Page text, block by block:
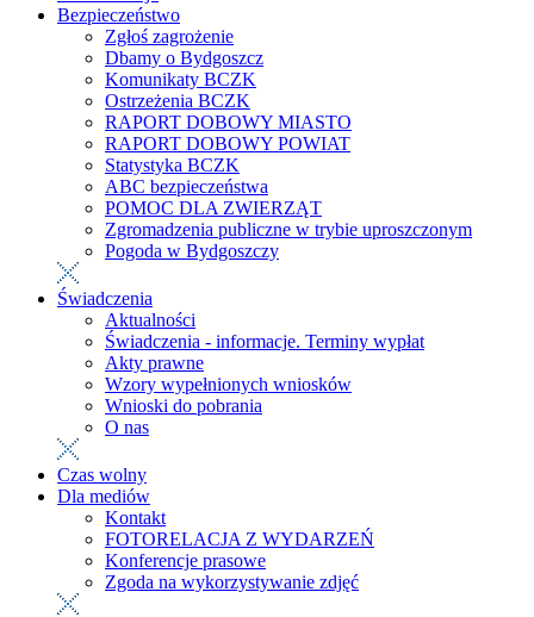
Bezpieczeństwo
Zgłoś zagrożenie
Dbamy o Bydgoszcz
Komunikaty BCZK
Ostrzeżenia BCZK
RAPORT DOBOWY MIASTO
RAPORT DOBOWY POWIAT
Statystyka BCZK
ABC bezpieczeństwa
POMOC DLA ZWIERZĄT
Zgromadzenia publiczne w trybie uproszczonym
Pogoda w Bydgoszczy
Świadczenia
Aktualności
Świadczenia - informacje. Terminy wypłat
Akty prawne
Wzory wypełnionych wniosków
Wnioski do pobrania
O nas
Czas wolny
Dla mediów
Kontakt
FOTORELACJA Z WYDARZEŃ
Konferencje prasowe
Zgoda na wykorzystywanie zdjęć